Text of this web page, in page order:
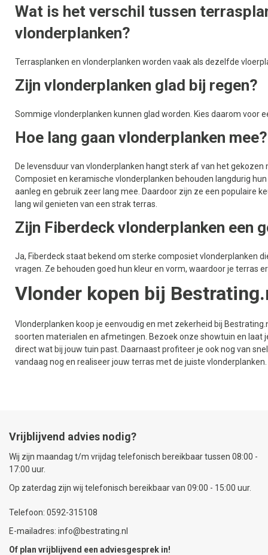
Wat is het verschil tussen
vlonderplanken?
Terrasplanken en vlonderplanken worden vaak als dezelfde
Zijn vlonderplanken glad bij regen?
Sommige vlonderplanken kunnen glad worden. Kies daarom voor
Hoe lang gaan vlonderplanken mee?
De levensduur van vlonderplanken hangt sterk af van het
Composiet en keramische vlonderplanken behouden langdurig
aanleg en gebruik zeer lang mee. Daardoor zijn ze een populaire
lang wil genieten van een strak terras.
Zijn Fiberdeck vlonderplanken een
Ja, Fiberdeck staat bekend om sterke composiet vlonderplanken
vragen. Ze behouden goed hun kleur en vorm, waardoor je terras
Vlonder kopen bij
Vlonderplanken koop je eenvoudig en met zekerheid bij
soorten materialen en afmetingen. Bezoek onze showtuin en laat
direct wat bij jouw tuin past. Daarnaast profiteer je ook nog van
vandaag nog en realiseer jouw terras met de juiste vlonderplanken.
Vrijblijvend advies nodig?
Wij zijn maandag t/m vrijdag telefonisch bereikbaar tussen 08:00 -
17:00 uur.
Op zaterdag zijn wij telefonisch bereikbaar van 09:00 - 15:00 uur.
Telefoon: 0592-315108
E-mailadres: info@bestrating.nl
Of plan vrijblijvend een adviesgesprek in!